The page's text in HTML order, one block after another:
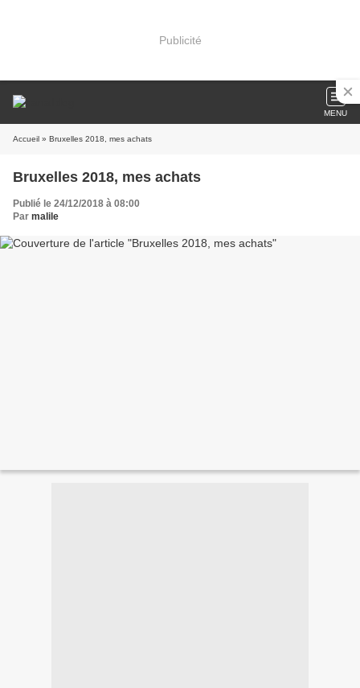
Publicité
MENU
Accueil » Bruxelles 2018, mes achats
Bruxelles 2018, mes achats
Publié le 24/12/2018 à 08:00
Par malile